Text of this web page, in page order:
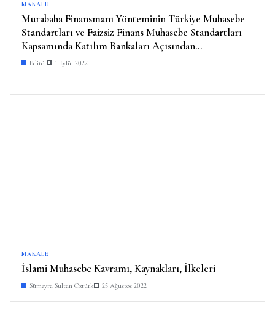
MAKALE
Murabaha Finansmanı Yönteminin Türkiye Muhasebe
Standartları ve Faizsiz Finans Muhasebe Standartları
Kapsamında Katılım Bankaları Açısından
Muhasebeleştirilmesi: Karşılaştırmalı Bir Örnek
Editör 1 Eylül 2022
MAKALE
İslami Muhasebe Kavramı, Kaynakları, İlkeleri
Sümeyra Sultan Öztürk 25 Ağustos 2022